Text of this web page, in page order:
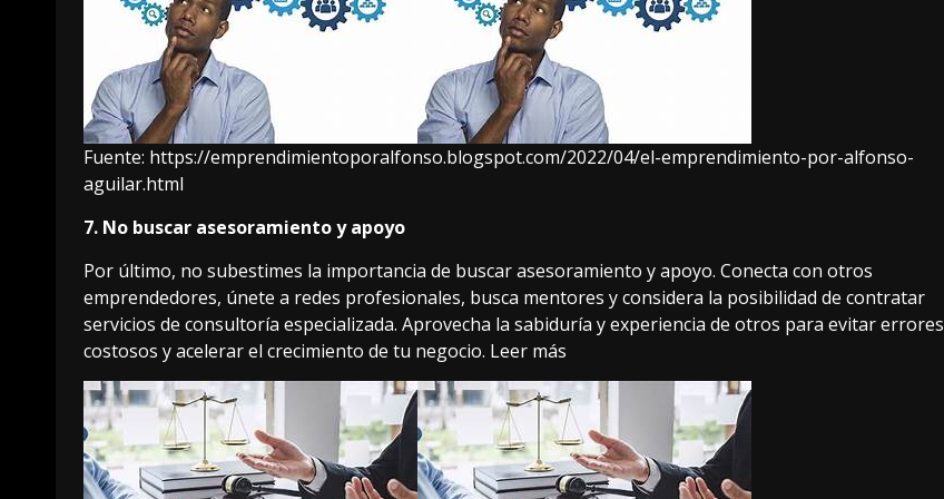
Fuente: https://emprendimientoporalfonso.blogspot.com/2022/04/el-emprendimiento-por-alfonso-
aguilar.html
7. No buscar asesoramiento y apoyo
Por último, no subestimes la importancia de buscar asesoramiento y apoyo. Conecta con otros
emprendedores, únete a redes profesionales, busca mentores y considera la posibilidad de contratar
servicios de consultoría especializada. Aprovecha la sabiduría y experiencia de otros para evitar errores
costosos y acelerar el crecimiento de tu negocio. Leer más